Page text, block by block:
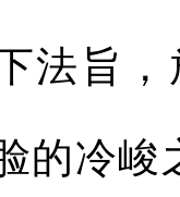
法旨
的冷峻